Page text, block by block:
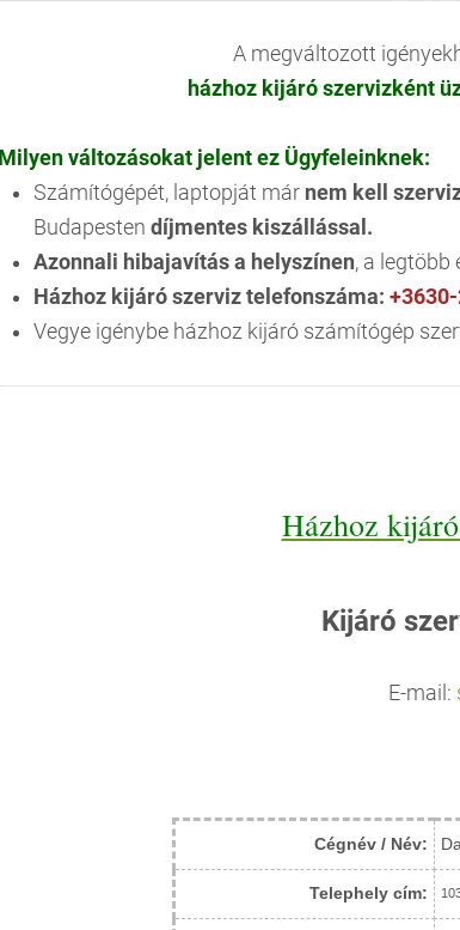
A megváltozott
házhoz kijáró szervizként
Milyen változásokat jelent ez Ügyfeleinknek:
Számítógépét, laptopját már nem kell
Budapesten díjmentes kiszállással.
Azonnali hibajavítás a helyszínen, a legtöbb
Házhoz kijáró szerviz telefonszáma:
Vegye igénybe házhoz kijáró számítógép
Házhoz
Kijáró
E-mail:
Cégnév / Név:
Telephely cím: